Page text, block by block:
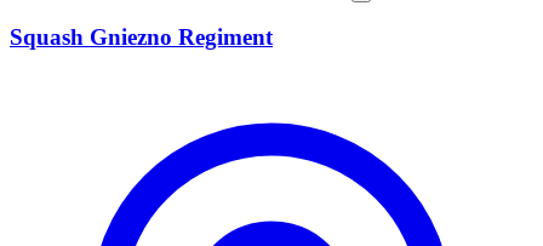
Squash Gniezno Regiment